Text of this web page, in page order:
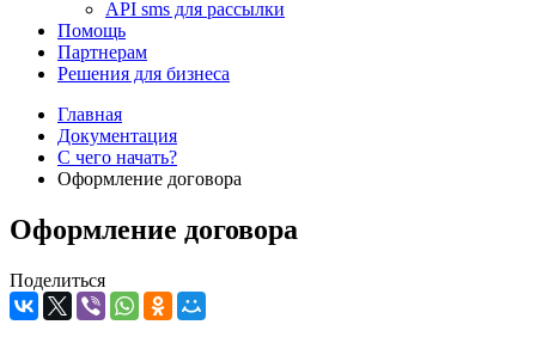
API sms для рассылки
Помощь
Партнерам
Решения для бизнеса
Главная
Документация
С чего начать?
Оформление договора
Оформление договора
Поделиться